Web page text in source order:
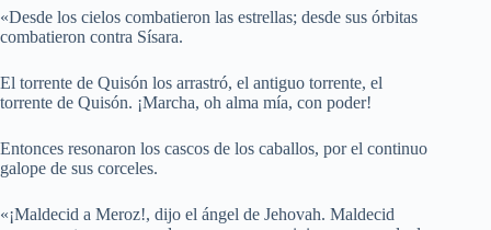
«Desde los cielos combatieron las estrellas; desde sus órbitas
combatieron contra Sísara.
El torrente de Quisón los arrastró, el antiguo torrente, el
torrente de Quisón. ¡Marcha, oh alma mía, con poder!
Entonces resonaron los cascos de los caballos, por el continuo
galope de sus corceles.
«¡Maldecid a Meroz!, dijo el ángel de Jehovah. Maldecid